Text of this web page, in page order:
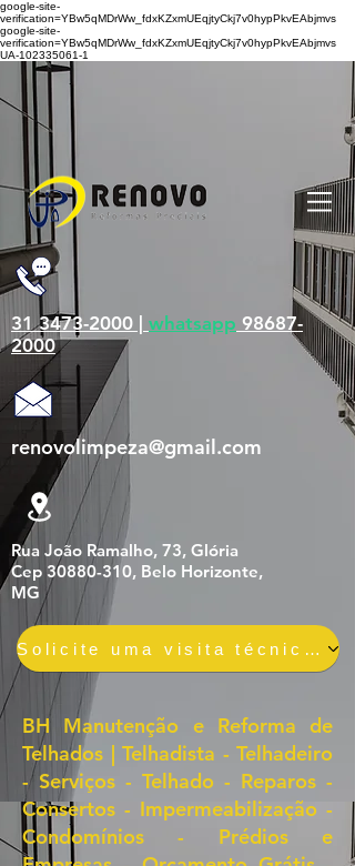
google-site-
verification=YBw5qMDrWw_fdxKZxmUEqjtyCkj7v0hypPkvEAbjmvs
google-site-
verification=YBw5qMDrWw_fdxKZxmUEqjtyCkj7v0hypPkvEAbjmvs
UA-102335061-1
31 3473-2000 | whatsapp 98687-
2000
renovolimpeza@gmail.com
Rua João Ramalho, 73, Glória
Cep 30880-310, Belo Horizonte,
MG
Solicite uma visita técnica gratuita e sem compromisso
BH Manutenção e Reforma de
Telhados | Telhadista - Telhadeiro
- Serviços - Telhado - Reparos -
Consertos - Impermeabilização -
Condomínios - Prédios e